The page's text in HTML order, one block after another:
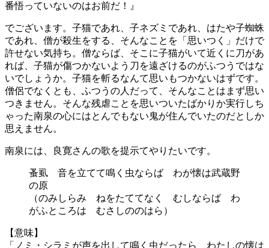
番悟っていないのはお前だ！』
でございます。子猫であれ、子ネズミであれ、はたや子蜘蛛
であれ、僧が殺生をする、そんなことを「思いつく」だけで
許せない気持ち。僧ならば、そこに子猫がいて近くに刀があ
れば、子猫が傷つかないよう刀を遠ざけるのがふつうではな
いでしょうか。子猫を斬るなんて思いもつかないはずです。
僧侶でなくとも、ふつうの人だって、そんなことはまず思い
つきません。そんな残虐ことを思いついたばかりか実行しち
ゃった南泉の心にはとんでもない鬼が住んでいたのだとしか
思えません。
南泉には、良寛さんの歌を提示てやりたいです。
蚤虱 音を立てて鳴く虫ならば わが懐は武蔵野
の原
（のみしらみ ねをたててなく むしならば わ
がふところは むさしののはら）
【意味】
「ノミ・シラミが声を出して鳴く虫だったら、わたしの懐は